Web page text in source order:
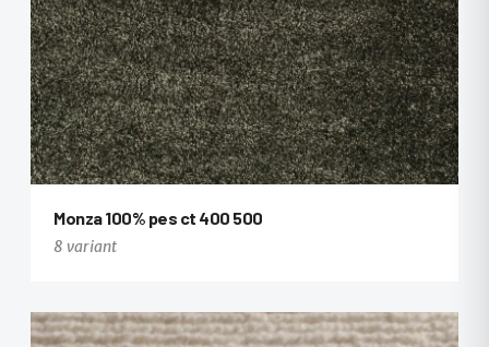
Monza 100% pes ct 400 500
8 variant